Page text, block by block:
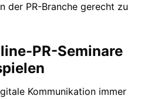
der PR-Branche gerecht zu
PR-Seminare
Kommunikation immer